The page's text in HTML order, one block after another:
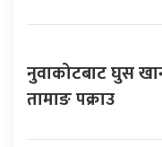
नुवाकोटबाट घुस
तामाङ पक्राउ